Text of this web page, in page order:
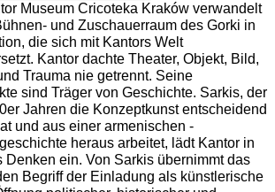
Museum Cricoteka Kraków verwandelt
und Zuschauerraum des Gorki in
die sich mit Kantors Welt
Kantor dachte Theater, Objekt, Bild,
Trauma nie getrennt. Seine
sind Träger von Geschichte. Sarkis, der
Jahren die Konzeptkunst entscheidend
und aus einer armenischen
heraus arbeitet, lädt Kantor in
Denken ein. Von Sarkis übernimmt das
Begriff der Einladung als künstlerische